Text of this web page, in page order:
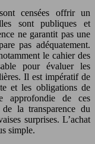
censées offrir un
sont publiques et
ne garantit pas une
pas adéquatement.
le cahier des
pour évaluer les
Il est impératif de
et les obligations de
approfondie de ces
la transparence du
surprises. L’achat
simple.